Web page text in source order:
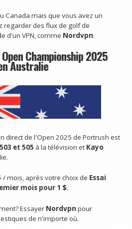
Canada mais que vous avez un
regarder des flux de golf de
d'un VPN, comme Nordvpn.
Championship 2025
Australie
direct de l'Open 2025 de Portrush est
et 505 à la télévision et Kayo
/ mois, après votre choix de Essai
mois pour 1 $.
Essayer Nordvpn pour
de n'importe où.